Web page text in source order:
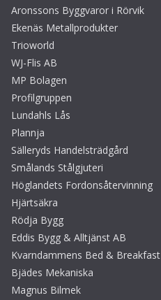
Aronssons Byggvaror i Rörvik
Ekenäs Metallprodukter
Trioworld
WJ-Flis AB
MP Bolagen
Profilgruppen
Lundahls Lås
Plannja
Sälleryds Handelsträdgård
Smålands Stålgjuteri
Höglandets Fordonsåtervinning
Hjärtsäkra
Rödja Bygg
Eddis Bygg & Alltjänst AB
Kvarndammens Bed & Breakfast
Bjädes Mekaniska
Magnus Bilmek